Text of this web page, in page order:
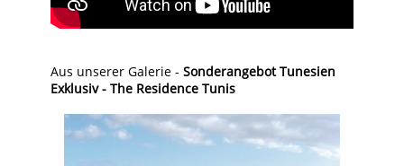
Aus unserer Galerie - Sonderangebot Tunesien
Exklusiv - The Residence Tunis